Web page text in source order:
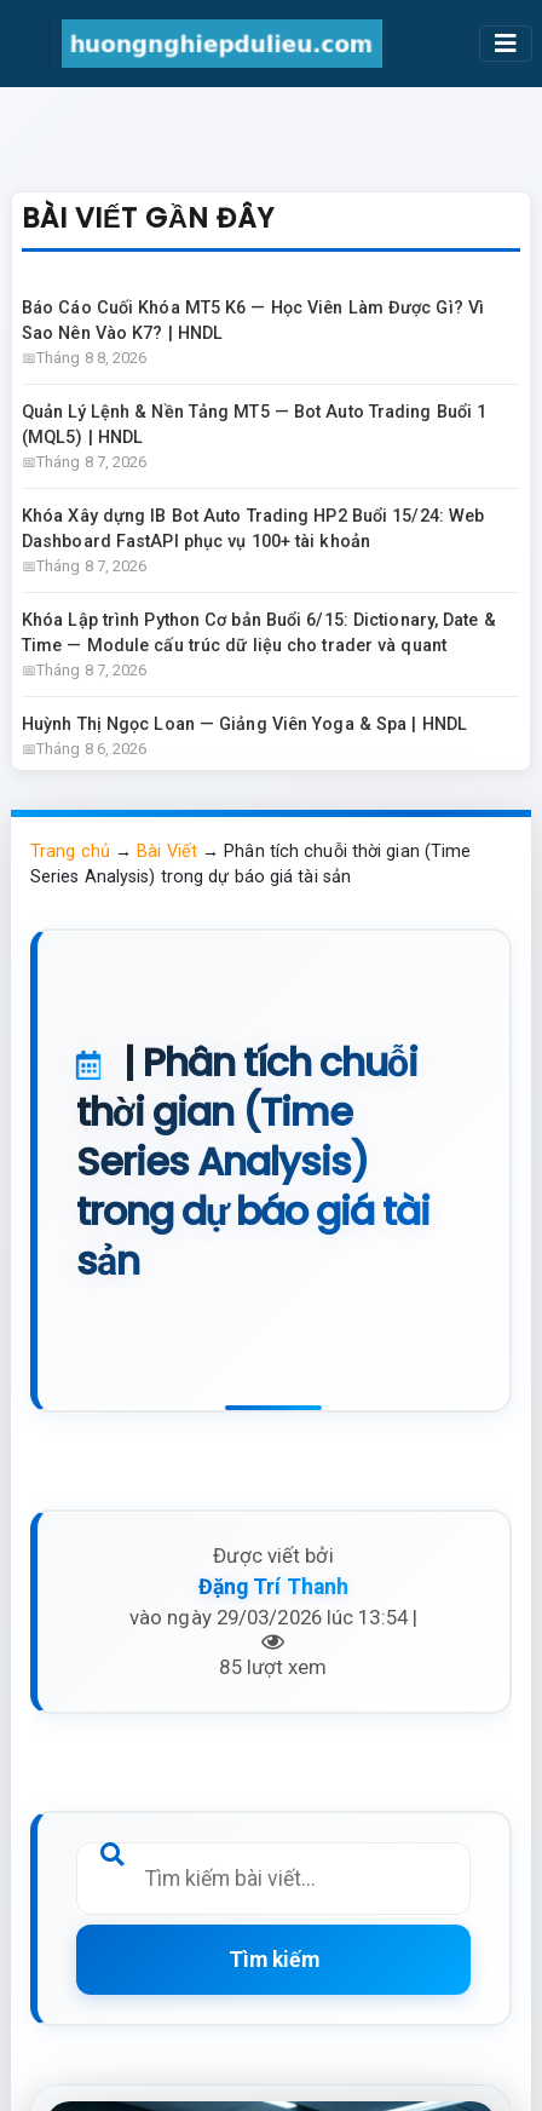
BÀI VIẾT GẦN ĐÂY
Báo Cáo Cuối Khóa MT5 K6 — Học Viên Làm Được Gì? Vì
Sao Nên Vào K7? | HNDL
Tháng 8 8, 2026
Quản Lý Lệnh & Nền Tảng MT5 — Bot Auto Trading Buổi 1
(MQL5) | HNDL
Tháng 8 7, 2026
Khóa Xây dựng IB Bot Auto Trading HP2 Buổi 15/24: Web
Dashboard FastAPI phục vụ 100+ tài khoản
Tháng 8 7, 2026
Khóa Lập trình Python Cơ bản Buổi 6/15: Dictionary, Date &
Time — Module cấu trúc dữ liệu cho trader và quant
Tháng 8 7, 2026
Huỳnh Thị Ngọc Loan — Giảng Viên Yoga & Spa | HNDL
Tháng 8 6, 2026
Trang chủ →Bài Viết→Phân tích chuỗi thời gian (Time
Series Analysis) trong dự báo giá tài sản
| Phân tích chuỗi
thời gian (Time
Series Analysis)
trong dự báo giá tài
sản
Được viết bởi
Đặng Trí Thanh
vào ngày 29/03/2026 lúc 13:54 |
85 lượt xem
Tìm kiếm